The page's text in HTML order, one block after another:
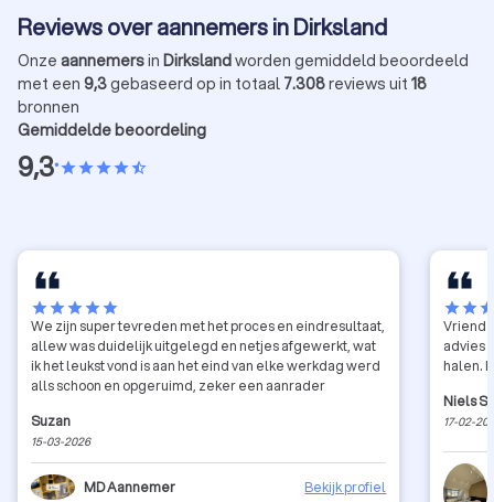
Reviews over aannemers in Dirksland
Onze aannemersin Dirkslandworden gemiddeld beoordeeld
met een 9,3gebaseerd op in totaal 7.308reviews uit 18
bronnen
Gemiddelde beoordeling
9,3•starstarstarstarstar_half
starstarstarstarstar
We zijn super tevreden met het proces en eindresultaat,
allew was duidelijk uitgelegd en netjes afgewerkt, wat
ik het leukst vond is aan het eind van elke werkdag werd
alls schoon en opgeruimd, zeker een aanrader
Suzan
15-03-2026
MD Aannemer Bekijk profiel
starstar
advies
halen.
Niels
17-02-